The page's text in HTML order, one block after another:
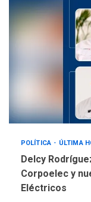
4
POLÍTICA ÚLTIMA
Delcy
Corpoelec y
Eléctricos